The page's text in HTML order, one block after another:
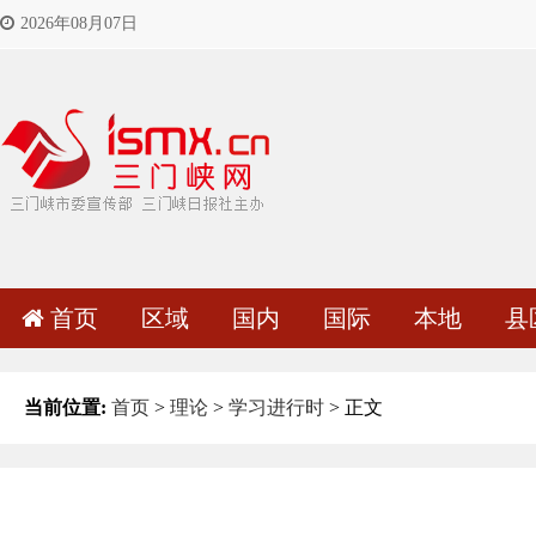
2026年08月07日
首页 区域 国内 国际 本地 县
当前位置: 首页 > 理论 > 学习进行时 > 正文